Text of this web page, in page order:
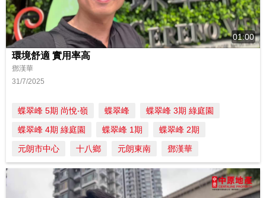
01:00
環境舒適 實用率高
鄧漢華
31/7/2025
蝶翠峰 5期 尚悅‧嶺 蝶翠峰
蝶翠峰 3期 綠庭園
蝶翠峰 4期 綠庭園
蝶翠峰 1期
蝶翠峰 2期
元朗市中心
十八鄉 元朗東南 鄧漢華